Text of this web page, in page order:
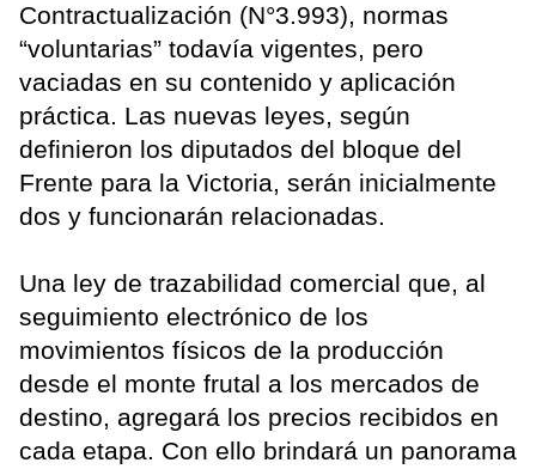
Contractualización (N°3.993), normas
“voluntarias” todavía vigentes, pero
vaciadas en su contenido y aplicación
práctica. Las nuevas leyes, según
definieron los diputados del bloque del
Frente para la Victoria, serán inicialmente
dos y funcionarán relacionadas.
Una ley de trazabilidad comercial que, al
seguimiento electrónico de los
movimientos físicos de la producción
desde el monte frutal a los mercados de
destino, agregará los precios recibidos en
cada etapa. Con ello brindará un panorama